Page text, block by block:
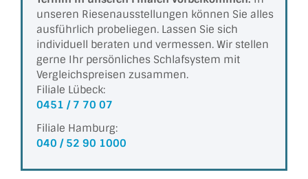
unseren Riesen­aus­stel­lungen können Sie alles
ausführlich probeliegen. Lassen Sie sich
individuell beraten und vermessen. Wir stellen
gerne Ihr persönliches Schlafsystem mit
Vergleichs­preisen zusammen.
Filiale Lübeck:
0451 / 7 70 07
Filiale Hamburg:
040 / 52 90 1000